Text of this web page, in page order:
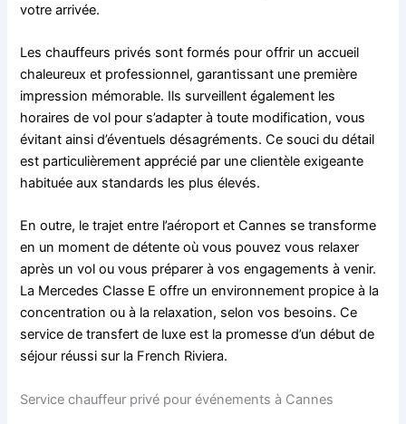
votre arrivée.
Les chauffeurs privés sont formés pour offrir un accueil
chaleureux et professionnel, garantissant une première
impression mémorable. Ils surveillent également les
horaires de vol pour s’adapter à toute modification, vous
évitant ainsi d’éventuels désagréments. Ce souci du détail
est particulièrement apprécié par une clientèle exigeante
habituée aux standards les plus élevés.
En outre, le trajet entre l’aéroport et Cannes se transforme
en un moment de détente où vous pouvez vous relaxer
après un vol ou vous préparer à vos engagements à venir.
La Mercedes Classe E offre un environnement propice à la
concentration ou à la relaxation, selon vos besoins. Ce
service de transfert de luxe est la promesse d’un début de
séjour réussi sur la French Riviera.
Service chauffeur privé pour événements à Cannes